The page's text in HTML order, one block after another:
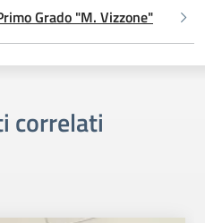
Grado "M. Vizzone"
correlati